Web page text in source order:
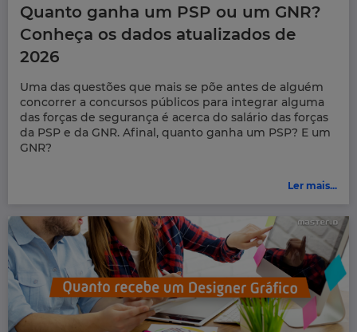
Quanto ganha um PSP ou um GNR?
Conheça os dados atualizados de
2026
Uma das questões que mais se põe antes de alguém
concorrer a concursos públicos para integrar alguma
das forças de segurança é acerca do salário das forças
da PSP e da GNR. Afinal, quanto ganha um PSP? E um
GNR?
Ler mais...